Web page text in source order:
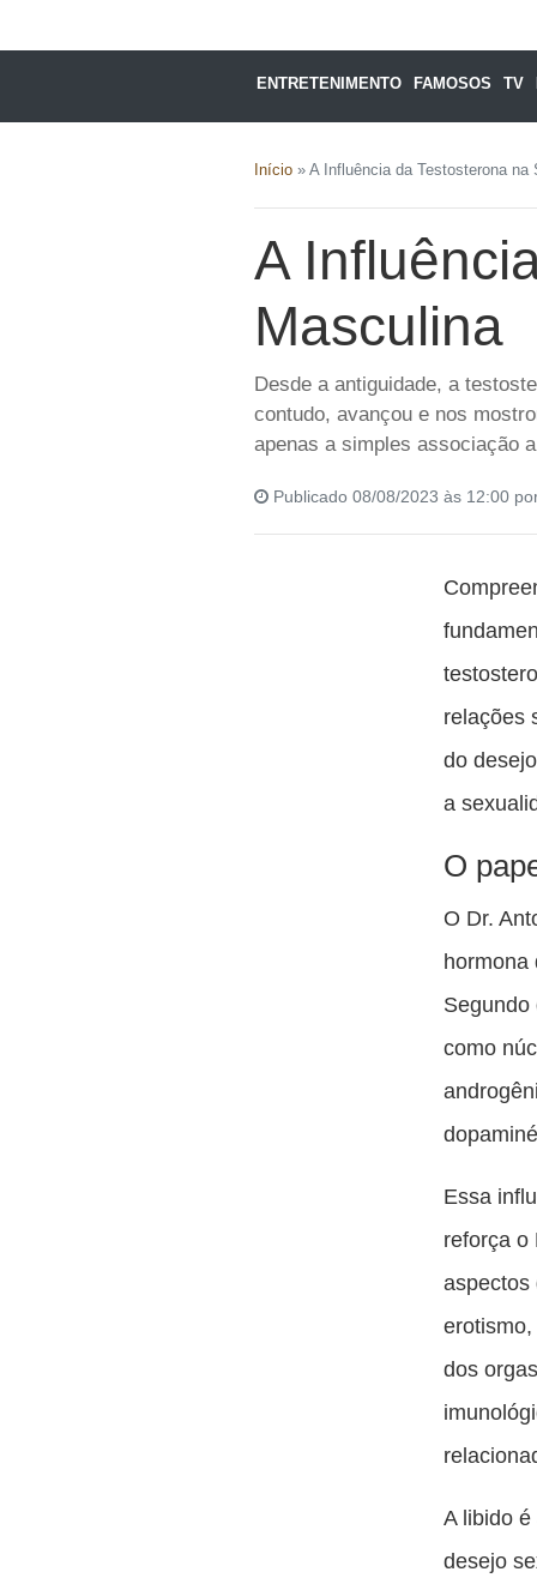
ENTRETENIMENTO FAMOSOS TV
Início » A Influência da Testosterona na
A
Masculina
Desde a antiguidade, a
contudo, avançou e nos
apenas a simples associação
Publicado 08/08/2023 às 12:00
relações
do
a
O
O Dr.
hormona
Segundo
como
Essa
reforça o
aspectos
dos
A libido
desejo